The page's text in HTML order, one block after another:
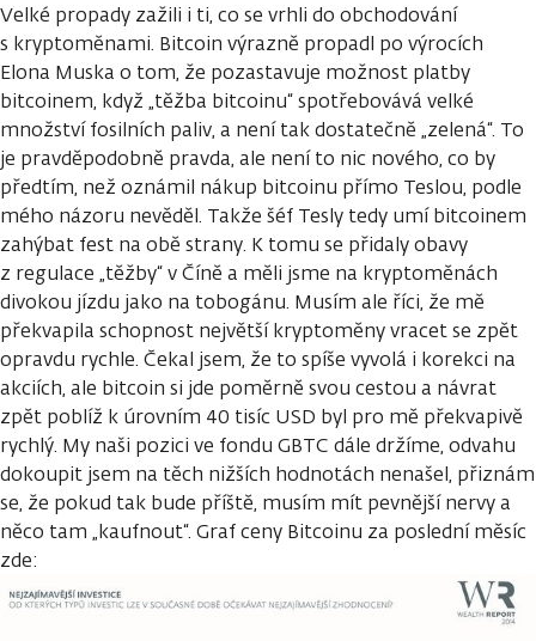
Velké propady zažili i ti, co se vrhli do obchodování
s kryptoměnami. Bitcoin výrazně propadl po výrocích
Elona Muska o tom, že pozastavuje možnost platby
bitcoinem, když „těžba bitcoinu“ spotřebovává velké
množství fosilních paliv, a není tak dostatečně „zelená“. To
je pravděpodobně pravda, ale není to nic nového, co by
předtím, než oznámil nákup bitcoinu přímo Teslou, podle
mého názoru nevěděl. Takže šéf Tesly tedy umí bitcoinem
zahýbat fest na obě strany. K tomu se přidaly obavy
z regulace „těžby“ v Číně a měli jsme na kryptoměnách
divokou jízdu jako na tobogánu. Musím ale říci, že mě
překvapila schopnost největší kryptoměny vracet se zpět
opravdu rychle. Čekal jsem, že to spíše vyvolá i korekci na
akciích, ale bitcoin si jde poměrně svou cestou a návrat
zpět poblíž k úrovním 40 tisíc USD byl pro mě překvapivě
rychlý. My naši pozici ve fondu GBTC dále držíme, odvahu
dokoupit jsem na těch nižších hodnotách nenašel, přiznám
se, že pokud tak bude příště, musím mít pevnější nervy a
něco tam „kaufnout“. Graf ceny Bitcoinu za poslední měsíc
zde: